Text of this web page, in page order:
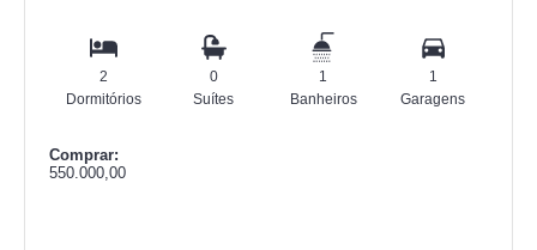
2
Dormitórios
0
Suítes
1
Banheiros
1
Garagens
Comprar:
550.000,00